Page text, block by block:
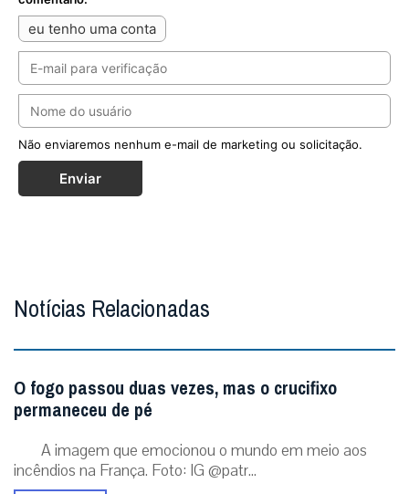
eu tenho uma conta
Não enviaremos nenhum e-mail de marketing ou solicitação.
Enviar
Notícias Relacionadas
O fogo passou duas vezes, mas o crucifixo
permaneceu de pé
A imagem que emocionou o mundo em meio aos
incêndios na França. Foto: IG @patr...